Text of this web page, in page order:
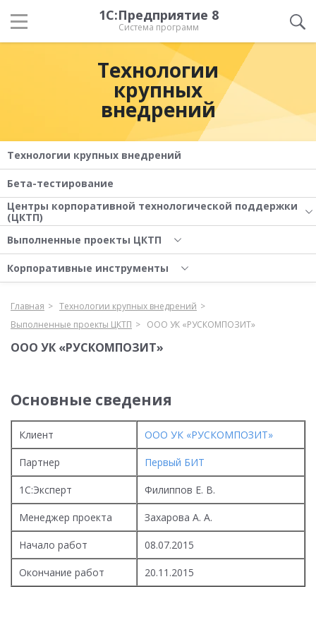
1С:Предприятие 8
Система программ
Технологии
крупных
внедрений
Технологии крупных внедрений
Бета-тестирование
Центры корпоративной технологической поддержки
(ЦКТП)
Выполненные проекты ЦКТП
Корпоративные инструменты
Главная
Технологии крупных внедрений
Выполненные проекты ЦКТП
ООО УК «РУСКОМПОЗИТ»
ООО УК «РУСКОМПОЗИТ»
Основные сведения
Клиент ООО УК «РУСКОМПОЗИТ»
Партнер Первый БИТ
1С:Эксперт Филиппов Е. В.
Менеджер проекта Захарова А. А.
Начало работ 08.07.2015
Окончание работ 20.11.2015